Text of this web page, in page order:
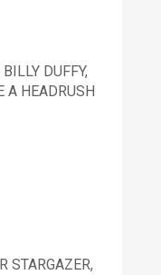
DUFFY,
A HEADRUSH
STARGAZER,